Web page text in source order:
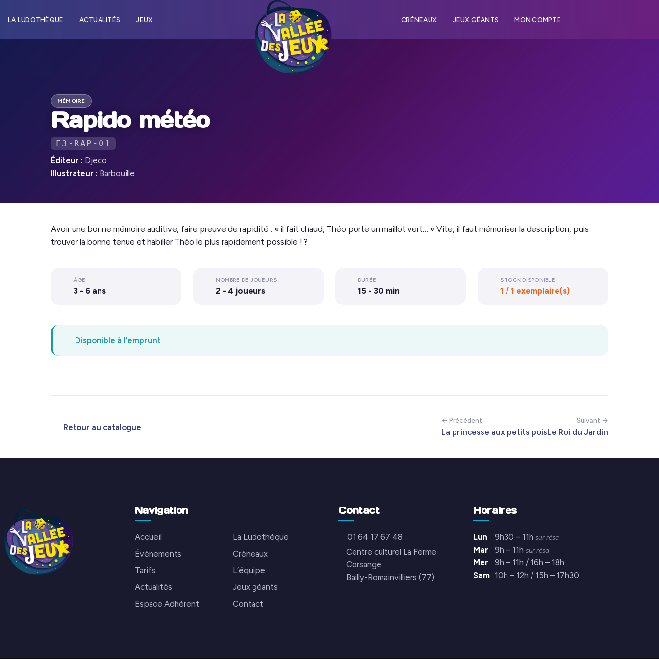
LA LUDOTHÈQUE ACTUALITÉS JEUX CRÉNEAUX JEUX GÉANTS MON COMPTE
MÉMOIRE
Rapido météo
E3-RAP-01
Éditeur : Djeco
Illustrateur : Barbouille
Avoir une bonne mémoire auditive, faire preuve de rapidité : « il fait chaud, Théo porte un maillot vert… » Vite, il faut mémoriser la description, puis
trouver la bonne tenue et habiller Théo le plus rapidement possible ! ?
ÂGE
3 - 6 ans
NOMBRE DE JOUEURS
2 - 4 joueurs
DURÉE
15 - 30 min
STOCK DISPONIBLE
1 / 1 exemplaire(s)
Disponible à l'emprunt
Retour au catalogue
← Précédent
La princesse aux petits pois
Suivant →
Le Roi du Jardin
Navigation
Accueil
La Ludothèque
Événements
Créneaux
Tarifs
L’équipe
Actualités
Jeux géants
Espace Adhérent
Contact
Contact
01 64 17 67 48
Centre culturel La Ferme
Corsange
Bailly-Romainvilliers (77)
Horaires
Lun 9h30 – 11hsur résa
Mar 9h – 11hsur résa
Mer
9h – 11h / 16h – 18h
Sam 10h – 12h / 15h – 17h30